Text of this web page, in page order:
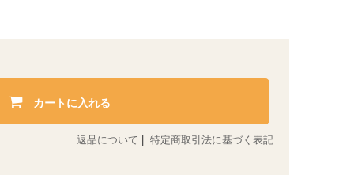
カートに入れる
返品について 特定商取引法に基づく表記